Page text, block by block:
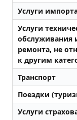
Услуги
Услуги
обслуживания
ремонта, не
к другим
Транспорт
Поездки
Услуги